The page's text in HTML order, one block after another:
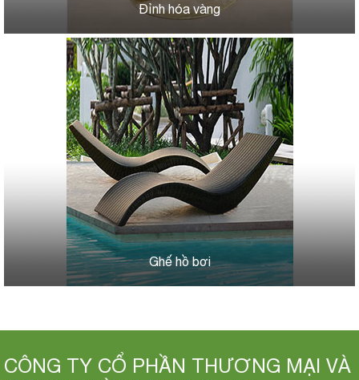
Đỉnh hóa vàng
Ghế hồ bơi
CÔNG TY CỔ PHẦN THƯƠNG MẠI VÀ